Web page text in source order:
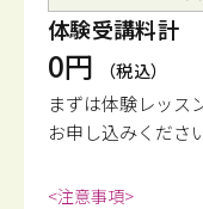
体験受講料計
0円 （税込）
まずは体験レッス
お申し込みくださ
<注意事項>